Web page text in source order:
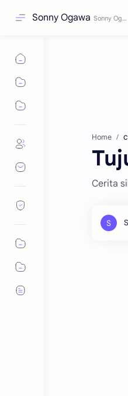
Sonny Ogawa
Home
Cerita